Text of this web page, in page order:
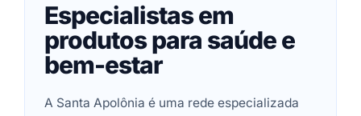
Especialistas em
produtos para saúde e
bem-estar
A Santa Apolônia é uma rede especializada